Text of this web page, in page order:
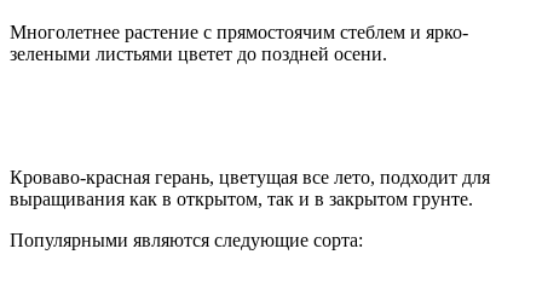
Многолетнее растение с прямостоячим стеблем и ярко-
зелеными листьями цветет до поздней осени.
Кроваво-красная герань, цветущая все лето, подходит для
выращивания как в открытом, так и в закрытом грунте.
Популярными являются следующие сорта: